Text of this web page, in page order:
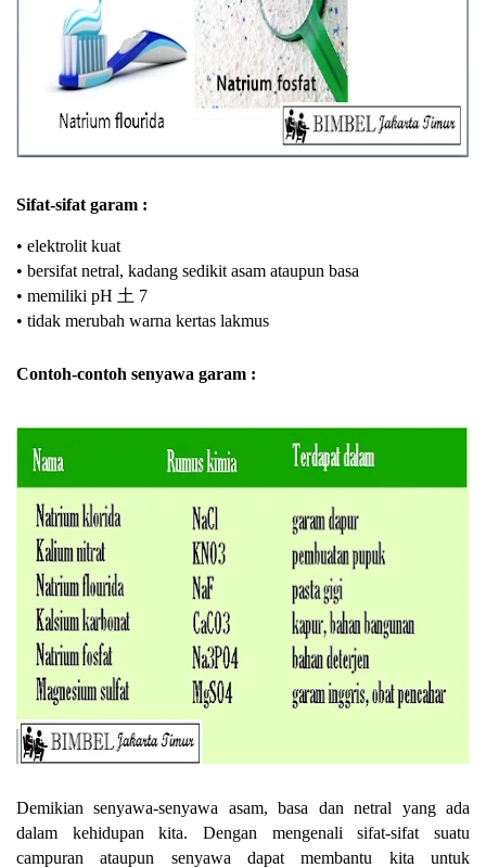
Sifat-sifat garam :
• elektrolit kuat
• bersifat netral, kadang sedikit asam ataupun basa
• memiliki pH 土 7
• tidak merubah warna kertas lakmus
Contoh-contoh senyawa garam :
Demikian senyawa-senyawa asam, basa dan netral yang ada
dalam kehidupan kita. Dengan mengenali sifat-sifat suatu
campuran ataupun senyawa dapat membantu kita untuk